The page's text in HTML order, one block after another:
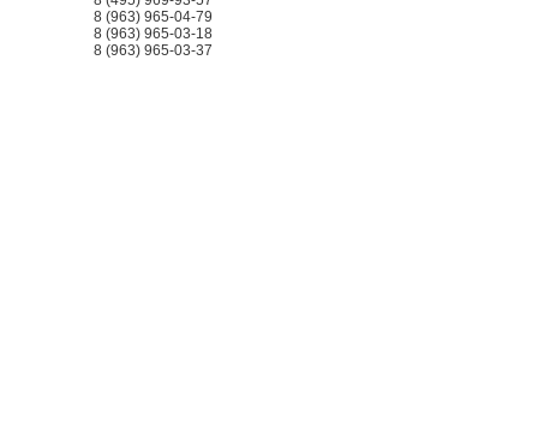
8 (963) 965-04-79
8 (963) 965-03-18
8 (963) 965-03-37